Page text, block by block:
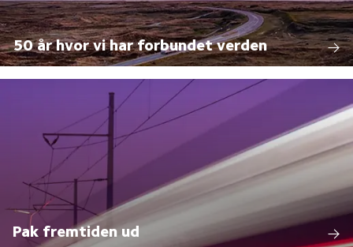
50 år hvor vi har forbundet verden
Pak fremtiden ud